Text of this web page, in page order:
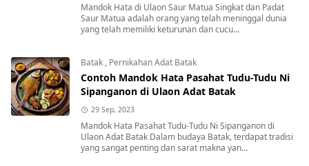
Mandok Hata di Ulaon Saur Matua Singkat dan Padat
Saur Matua adalah orang yang telah meninggal dunia
yang telah memiliki keturunan dan cucu...
Batak , Pernikahan Adat Batak
Contoh Mandok Hata Pasahat Tudu-Tudu Ni
Sipanganon di Ulaon Adat Batak
29 Sep, 2023
Mandok Hata Pasahat Tudu-Tudu Ni Sipanganon di
Ulaon Adat Batak Dalam budaya Batak, terdapat tradisi
yang sangat penting dan sarat makna yan...